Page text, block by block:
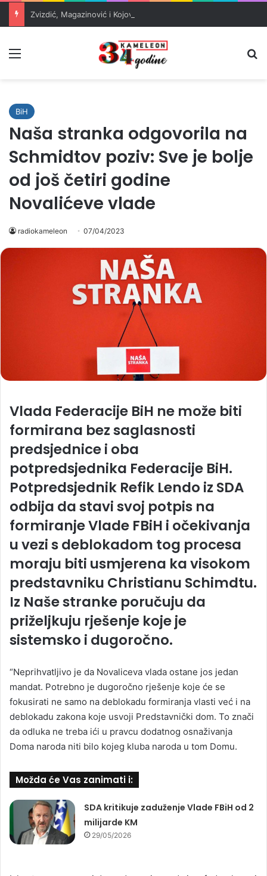
BiH
Naša stranka odgovorila na
Schmidtov poziv: Sve je bolje
od još četiri godine
Novalićeve vlade
radiokameleon 07/04/2023
Vlada Federacije BiH ne može biti
formirana bez saglasnosti
predsjednice i oba
potpredsjednika Federacije BiH.
Potpredsjednik Refik Lendo iz SDA
odbija da stavi svoj potpis na
formiranje Vlade FBiH i očekivanja
u vezi s deblokadom tog procesa
moraju biti usmjerena ka visokom
predstavniku Christianu Schimdtu.
Iz Naše stranke poručuju da
priželjkuju rješenje koje je
sistemsko i dugoročno.
“Neprihvatljivo je da Novaliceva vlada ostane jos jedan
mandat. Potrebno je dugoročno rješenje koje će se
fokusirati ne samo na deblokadu formiranja vlasti već i na
deblokadu zakona koje usvoji Predstavnički dom. To znači
da odluka ne treba ići u pravcu dodatnog osnaživanja
Doma naroda niti bilo kojeg kluba naroda u tom Domu.
Možda će Vas zanimati i:
SDA kritikuje zaduženje Vlade FBiH od 2
milijarde KM
29/05/2026